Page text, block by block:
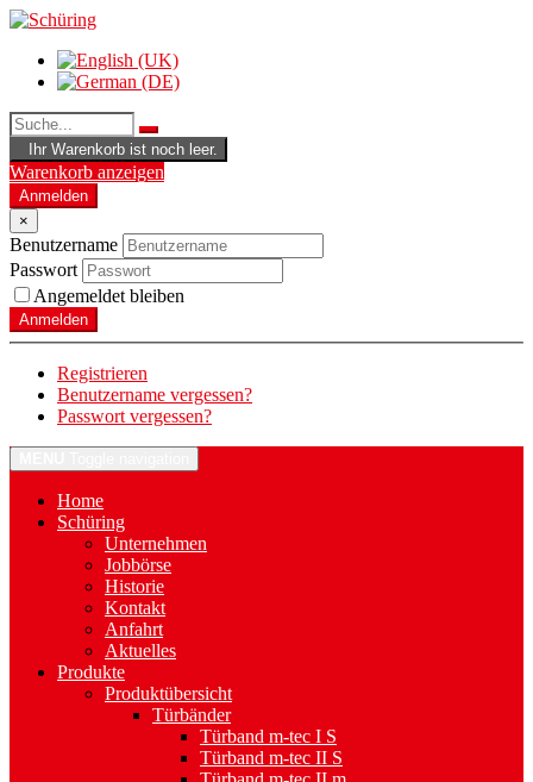
Ihr Warenkorb ist noch leer.
Warenkorb anzeigen
Anmelden
×
Benutzername
Passwort
Angemeldet bleiben
Anmelden
Registrieren
Benutzername vergessen?
Passwort vergessen?
Home
Schüring
Unternehmen
Jobbörse
Historie
Kontakt
Anfahrt
Aktuelles
Produkte
Produktübersicht
Türbänder
Türband m-tec I S
Türband m-tec II S